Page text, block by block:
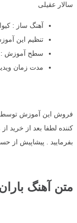
سالار عقیلی
آهنگ ساز :
تنظیم این
سطح آموزش
مدت زمان ویدیو
فروش این آموزش توسط
کننده لطفا بعد از خرید
بفرمایید . پیشاپیش از
متن آهنگ